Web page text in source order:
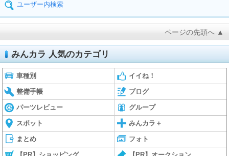
ユーザー内検索
ページの先頭へ ▲
みんカラ 人気のカテゴリ
車種別 イイね！
整備手帳 ブログ
パーツレビュー グループ
スポット みんカラ＋
まとめ フォト